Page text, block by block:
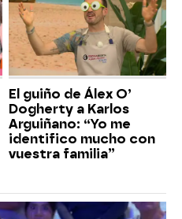
El guiño de Álex O’
Dogherty a Karlos
Arguiñano: “Yo me
identifico mucho con
vuestra familia”